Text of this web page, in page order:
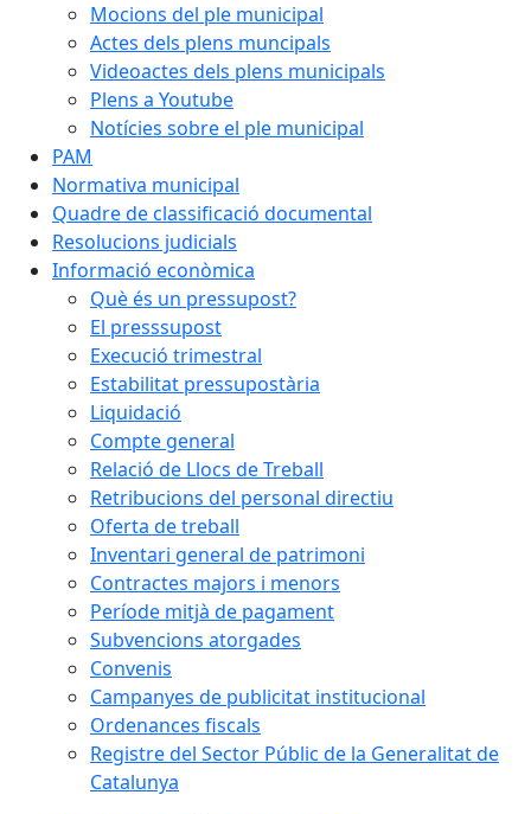
Mocions del ple municipal
Actes dels plens muncipals
Videoactes dels plens municipals
Plens a Youtube
Notícies sobre el ple municipal
PAM
Normativa municipal
Quadre de classificació documental
Resolucions judicials
Informació econòmica
Què és un pressupost?
El presssupost
Execució trimestral
Estabilitat pressupostària
Liquidació
Compte general
Relació de Llocs de Treball
Retribucions del personal directiu
Oferta de treball
Inventari general de patrimoni
Contractes majors i menors
Període mitjà de pagament
Subvencions atorgades
Convenis
Campanyes de publicitat institucional
Ordenances fiscals
Registre del Sector Públic de la Generalitat de
Catalunya